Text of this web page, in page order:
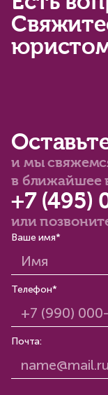
и мы
в ближайшее
+7 (495)
или
Ваше имя*
Телефон*
Почта: